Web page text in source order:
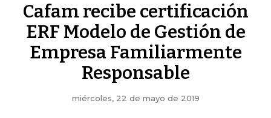
Cafam recibe certificación
ERF Modelo de Gestión de
Empresa Familiarmente
Responsable
miércoles, 22 de mayo de 2019